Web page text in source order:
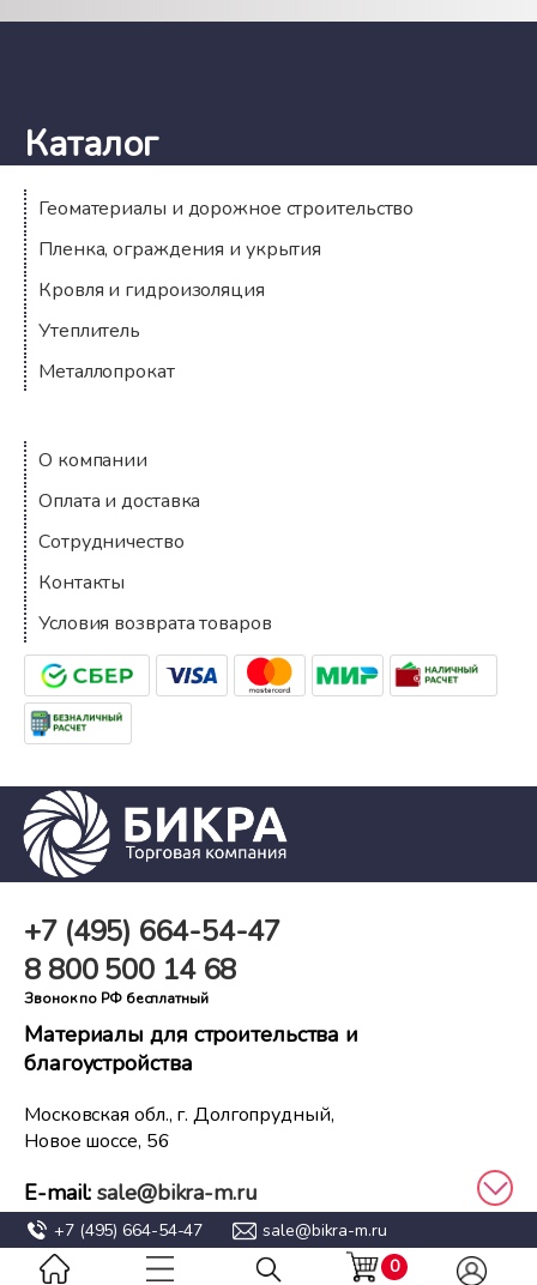
+7 (495) 664-54-47
sale@bikra-m.ru
0
Каталог
Геоматериалы и дорожное строительство
Пленка, ограждения и укрытия
Кровля и гидроизоляция
Утеплитель
Металлопрокат
Компания
О компании
Оплата и доставка
Сотрудничество
Контакты
Условия возврата товаров
+7 (495) 664-54-47
8 800500 14 68
Звонок по РФ бесплатный
Материалы для строительства и
благоустройства
Московская обл., г. Долгопрудный,
Новое шоссе, 56
E-mail:sale@bikra-m.ru